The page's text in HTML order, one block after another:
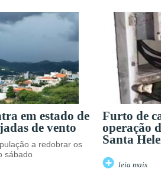
em estado de
de vento
a redobrar os
sábado
Furto de
operação
Santa
leia mais